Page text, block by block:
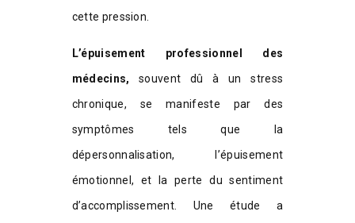
cette pression.
L’épuisement professionnel des
médecins, souvent dû à un stress
chronique, se manifeste par des
symptômes tels que la
dépersonnalisation, l’épuisement
émotionnel, et la perte du sentiment
d’accomplissement. Une étude a